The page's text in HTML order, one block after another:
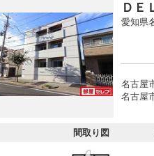
ＤＥ
愛知県
名古屋
名古屋
間取り図